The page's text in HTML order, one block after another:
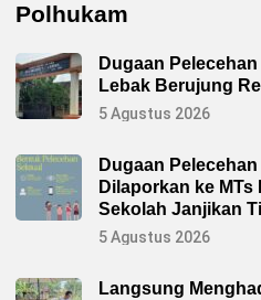
Polhukam
Dugaan
Lebak Berujung
5 Agustus 2026
Dugaan
Dilaporkan ke
Sekolah Janjikan
5 Agustus 2026
Langsung